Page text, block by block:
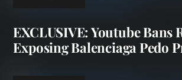
EXCLUSIVE: Youtube Bans
Exposing Balenciaga Pedo